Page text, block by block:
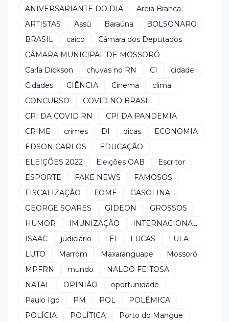
ANIVERSARIANTE DO DIA
Areia Branca
ARTISTAS
Assú Baraúna
BOLSONARO
BRASIL
caico
Câmara dos Deputados
CÂMARA MUNICIPAL DE MOSSORÓ
Carla Dickson
chuvas no RN CI
cidade
Cidades
CIÊNCIA Cinema
clima
CONCURSO
COVID NO BRASIL
CPI DA COVID RN
CPI DA PANDEMIA
CRIME
crimes DI dicas
ECONOMIA
EDSON CARLOS
EDUCAÇÃO
ELEIÇÕES 2022
Eleições OAB
Escritor
ESPORTE
FAKE NEWS
FAMOSOS
FISCALIZAÇÃO
FOME
GASOLINA
GEORGE SOARES
GIDEON
GROSSOS
HUMOR
IMUNIZAÇÃO
INTERNACIONAL
ISAAC
judiciário LEI LUCAS
LULA
LUTO
Marrom Maxaranguape
Mossoró
MPFRN
mundo
NALDO FEITOSA
NATAL
OPINIÃO
oportunidade
Paulo Igo
PM POL
POLÊMICA
POLÍCIA
POLÍTICA
Porto do Mangue